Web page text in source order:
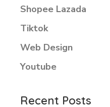
Shopee Lazada
Tiktok
Web Design
Youtube
Recent Posts